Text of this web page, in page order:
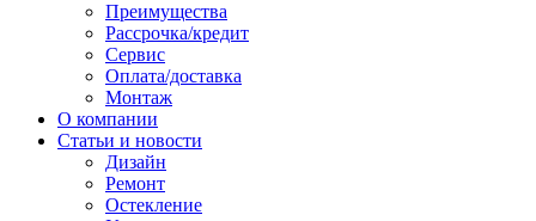
Преимущества
Рассрочка/кредит
Сервис
Оплата/доставка
Монтаж
О компании
Статьи и новости
Дизайн
Ремонт
Остекление